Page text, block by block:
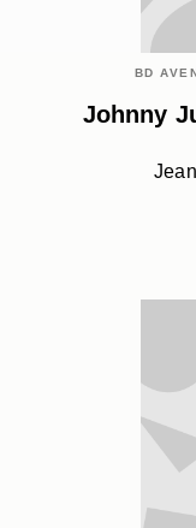
BD
Johnny